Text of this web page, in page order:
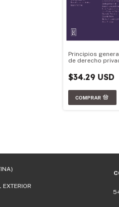
Principios
de derecho
$34.29 USD
EXTERIOR